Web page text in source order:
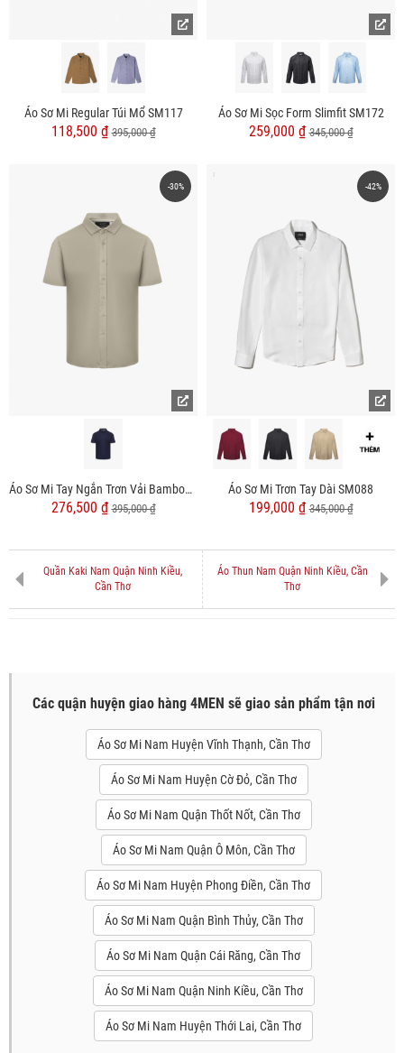
Áo Sơ Mi Regular Túi Mổ SM117
118,500 ₫395,000 ₫
Áo Sơ Mi Sọc Form Slimfit SM172
259,000 ₫345,000 ₫
-30%
Áo Sơ Mi Tay Ngắn Trơn Vải Bamboo Cổ Cutaway Form Slimfit SM153
276,500 ₫395,000 ₫
-42%
Áo Sơ Mi Trơn Tay Dài SM088
199,000 ₫345,000 ₫
Quần Kaki Nam Quận Ninh Kiều,
Cần Thơ
Áo Thun Nam Quận Ninh Kiều, Cần
Thơ
Các quận huyện giao hàng 4MEN sẽ giao sản phẩm tận nơi
Áo Sơ Mi Nam Huyện Vĩnh Thạnh, Cần Thơ
Áo Sơ Mi Nam Huyện Cờ Đỏ, Cần Thơ
Áo Sơ Mi Nam Quận Thốt Nốt, Cần Thơ
Áo Sơ Mi Nam Quận Ô Môn, Cần Thơ
Áo Sơ Mi Nam Huyện Phong Điền, Cần Thơ
Áo Sơ Mi Nam Quận Bình Thủy, Cần Thơ
Áo Sơ Mi Nam Quận Cái Răng, Cần Thơ
Áo Sơ Mi Nam Quận Ninh Kiều, Cần Thơ
Áo Sơ Mi Nam Huyện Thới Lai, Cần Thơ